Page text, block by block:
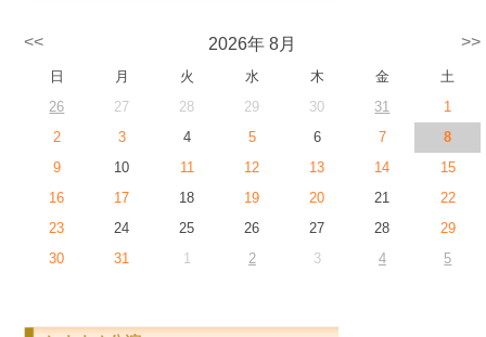
<< 2026年 8月 >>
日 月 火 水 木 金
土
26
27 28 29 30 31
1
2
3 4 5 6 7
8
9
10 11 12 13 14
15
16
17 18 19 20 21
22
23
24 25 26 27 28
29
30
31 1 2 3 4 5